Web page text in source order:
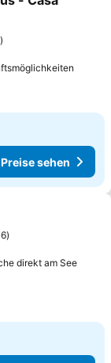
Preise sehen
direkt am See